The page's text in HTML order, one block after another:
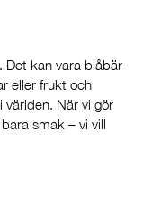
Det kan vara blåbär
eller frukt och
När vi gör
smak – vi vill